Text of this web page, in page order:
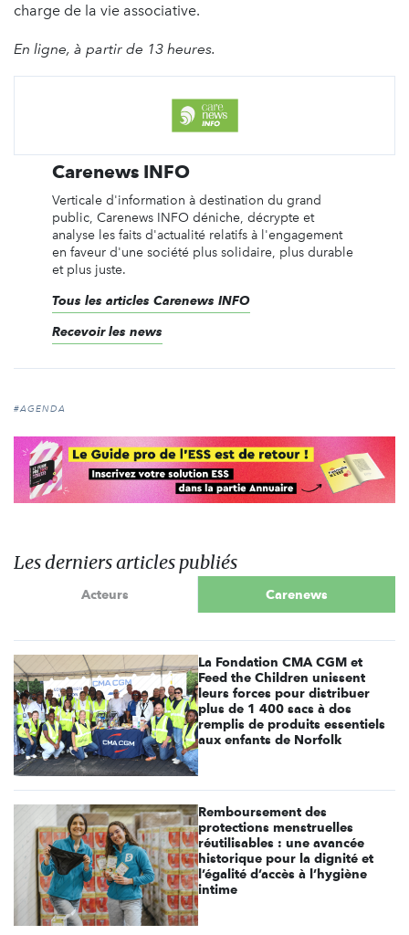
charge de la vie associative.
En ligne, à partir de 13 heures.
Carenews INFO
Verticale d'information à destination du grand
public, Carenews INFO déniche, décrypte et
analyse les faits d'actualité relatifs à l'engagement
en faveur d'une société plus solidaire, plus durable
et plus juste.
Tous les articles Carenews INFO
Recevoir les news
#AGENDA
Les derniers articles publiés
Acteurs Carenews
La Fondation CMA CGM et
Feed the Children unissent
leurs forces pour distribuer
plus de 1 400 sacs à dos
remplis de produits essentiels
aux enfants de Norfolk
Remboursement des
protections menstruelles
réutilisables : une avancée
historique pour la dignité et
l’égalité d’accès à l’hygiène
intime